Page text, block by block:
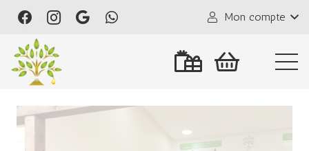
Mon compte